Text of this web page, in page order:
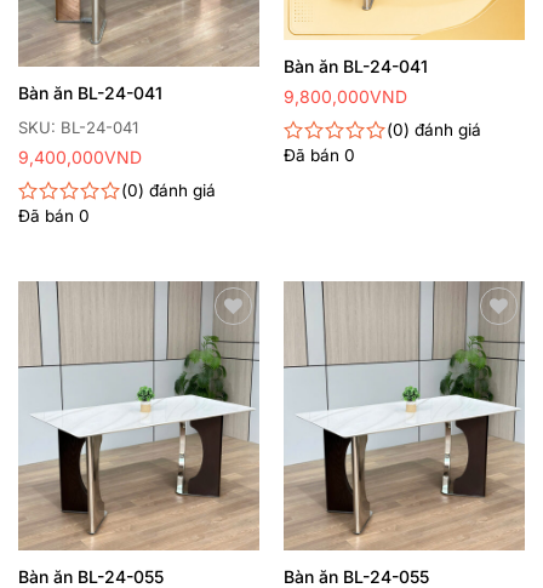
SKU: BL-24-041
Bàn ăn BL-24-041
Được
0
sao
0
đánh giá
Đã bán 0
9,400,000VND
Bàn ăn BL-24-041
Được
0
đánh giá
Đã bán 0
9,800,000VND
Thêm
yêu
thích
Bàn ăn BL-24-055
Thêm
yêu
thích
Bàn ăn BL-24-055